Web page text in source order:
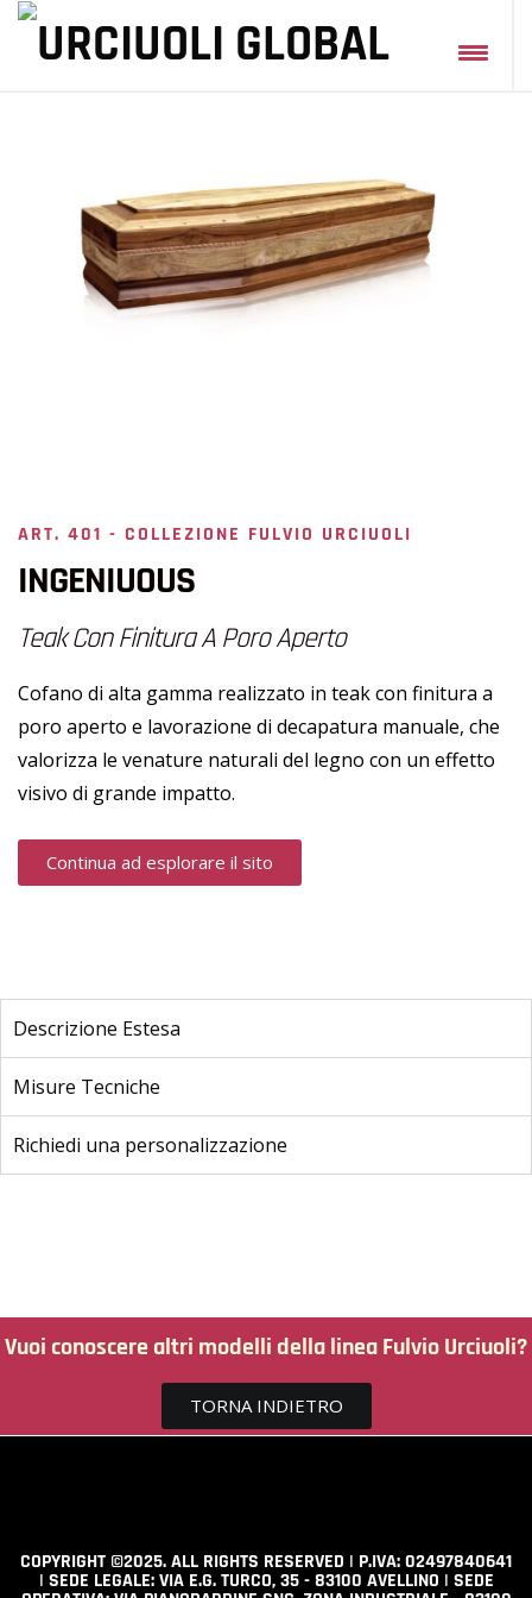
ART. 401 - COLLEZIONE FULVIO URCIUOLI
INGENIUOUS
Teak Con Finitura A Poro Aperto
Cofano di alta gamma realizzato in teak con finitura a
poro aperto e lavorazione di decapatura manuale, che
valorizza le venature naturali del legno con un effetto
visivo di grande impatto.
Continua ad esplorare il sito
Descrizione Estesa
Misure Tecniche
Richiedi una personalizzazione
Vuoi conoscere altri modelli della linea Fulvio Urciuoli?
TORNA INDIETRO
COPYRIGHT ©2025. ALL RIGHTS RESERVED | P.IVA: 02497840641
| SEDE LEGALE: VIA E.G. TURCO, 35 - 83100 AVELLINO | SEDE